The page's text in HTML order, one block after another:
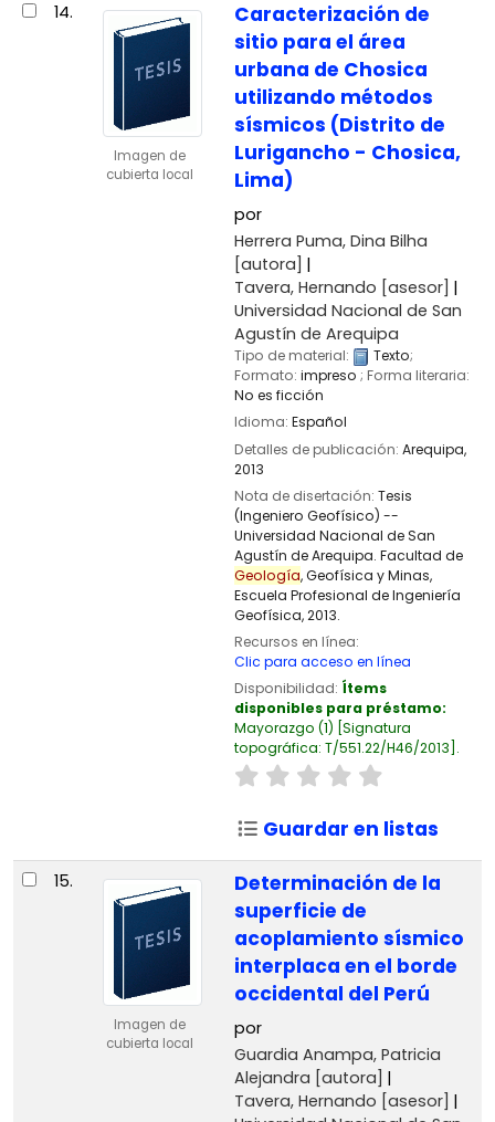
14.
Imagen de
cubierta local
Caracterización de
sitio para el área
urbana de Chosica
utilizando métodos
sísmicos (Distrito de
Lurigancho - Chosica,
Lima)
por
Herrera Puma, Dina Bilha
[autora]
Tavera, Hernando [asesor]
Universidad Nacional de San
Agustín de Arequipa
Tipo de material: Texto;
Formato: impreso ; Forma literaria:
No es ficción
Idioma: Español
Detalles de publicación: Arequipa,
2013
Nota de disertación: Tesis
(Ingeniero Geofísico) --
Universidad Nacional de San
Agustín de Arequipa. Facultad de
Geología, Geofísica y Minas,
Escuela Profesional de Ingeniería
Geofísica, 2013.
Recursos en línea:
Clic para acceso en línea
Disponibilidad: Ítems
disponibles para préstamo:
Mayorazgo (1) Signatura
topográfica: T/551.22/H46/2013 .
Guardar en listas
15.
Imagen de
cubierta local
Determinación de la
superficie de
acoplamiento sísmico
interplaca en el borde
occidental del Perú
por
Guardia Anampa, Patricia
Alejandra [autora]
Tavera, Hernando [asesor]